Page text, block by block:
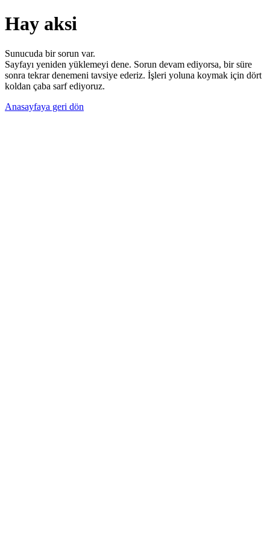
Hay aksi
Sunucuda bir sorun var.
Sayfayı yeniden yüklemeyi dene. Sorun devam ediyorsa, bir süre
sonra tekrar denemeni tavsiye ederiz. İşleri yoluna koymak için dört
koldan çaba sarf ediyoruz.
Anasayfaya geri dön